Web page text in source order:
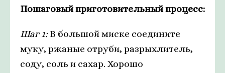
Пошаговый приготовительный процесс:
Шаг 1:В большой миске соедините
муку, ржаные отруби, разрыхлитель,
соду, соль и сахар. Хорошо